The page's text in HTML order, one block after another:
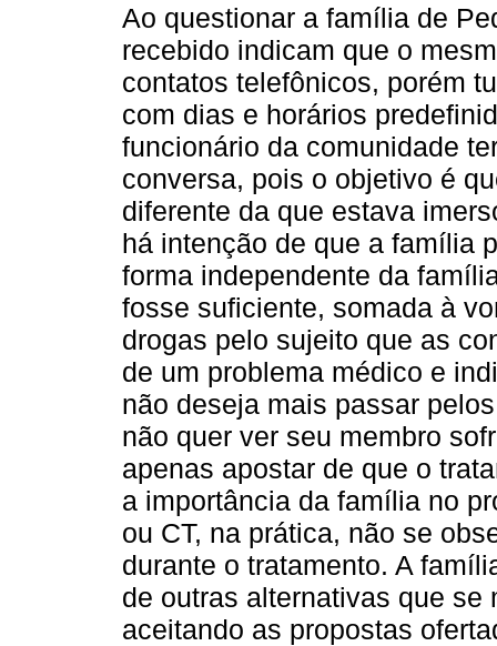
Ao questionar a família de
recebido indicam que o
contatos telefônicos, porém
com dias e horários
funcionário da comunidade
conversa, pois o objetivo é
diferente da que estava
há intenção de que a família
forma independente da
fosse suficiente, somada à
drogas pelo sujeito que as
de um problema médico e
não deseja mais passar
não quer ver seu membro
apenas apostar de que o
a importância da família no
ou CT, na prática, não se
durante o tratamento. A
de outras alternativas que
aceitando as propostas